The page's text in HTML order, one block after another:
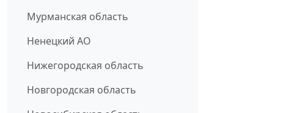
Мурманская область
Ненецкий АО
Нижегородская область
Новгородская область